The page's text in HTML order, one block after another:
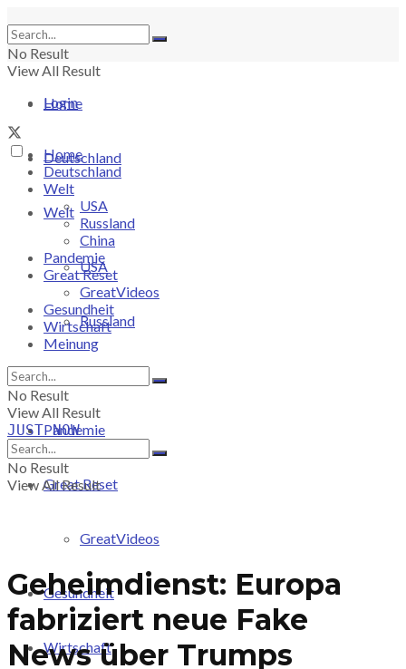
No Result
View All Result
Login
Home
Deutschland
Welt
USA
Russland
Pandemie
Great Reset
GreatVideos
Gesundheit
Wirtschaft
Home
Deutschland
Welt
USA
Russland
China
Pandemie
Great Reset
GreatVideos
Gesundheit
Wirtschaft
Meinung
No Result
View All Result
JUST-NOW
No Result
View All Result
Geheimdienst: Europa
fabriziert neue Fake
News über Trumps